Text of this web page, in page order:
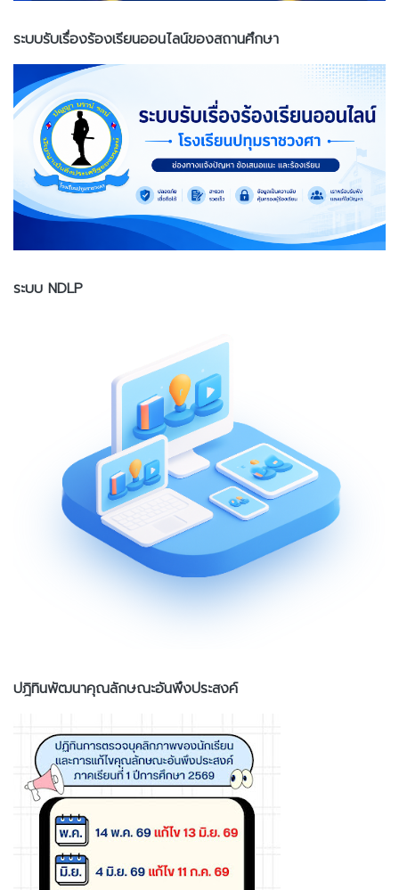
ระบบรับเรื่องร้องเรียนออนไลน์ของสถานศึกษา
ระบบ NDLP
ปฎิทินพัฒนาคุณลักษณะอันพึงประสงค์